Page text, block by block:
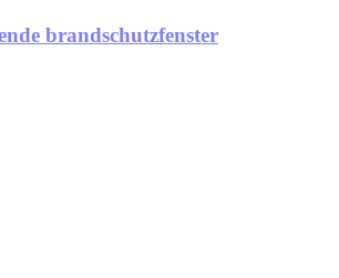
brandschutzfenster